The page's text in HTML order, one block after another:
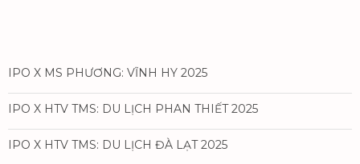
IPO X MS PHƯƠNG: VĨNH HY 2025
IPO X HTV TMS: DU LỊCH PHAN THIẾT 2025
IPO X HTV TMS: DU LỊCH ĐÀ LẠT 2025